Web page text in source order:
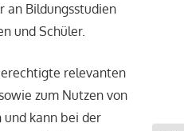
an Bildungsstudien
und Schüler.
relevanten
zum Nutzen von
und kann bei der